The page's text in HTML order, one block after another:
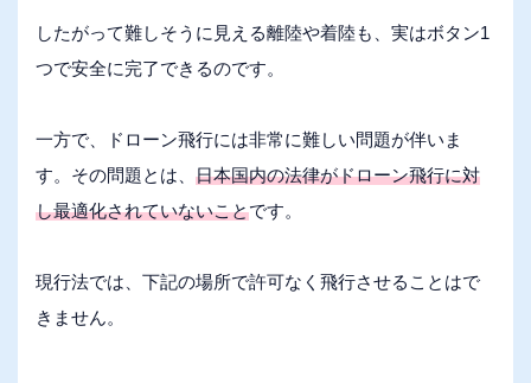
したがって難しそうに見える離陸や着陸も、実はボタン1
つで安全に完了できるのです。
一方で、ドローン飛行には非常に難しい問題が伴いま
す。その問題とは、 日本国内の法律がドローン飛行に対
し最適化されていないことです。
現行法では、下記の場所で許可なく飛行させることはで
きません。